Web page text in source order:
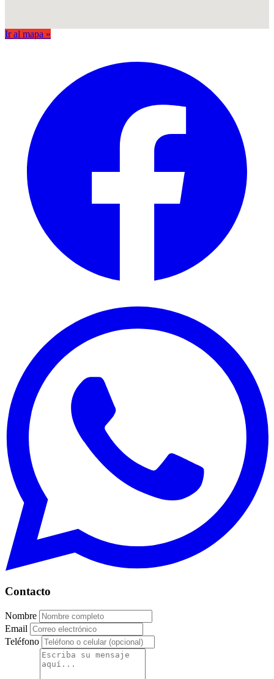
Ir al mapa »
Contacto
Nombre
Email
Teléfono